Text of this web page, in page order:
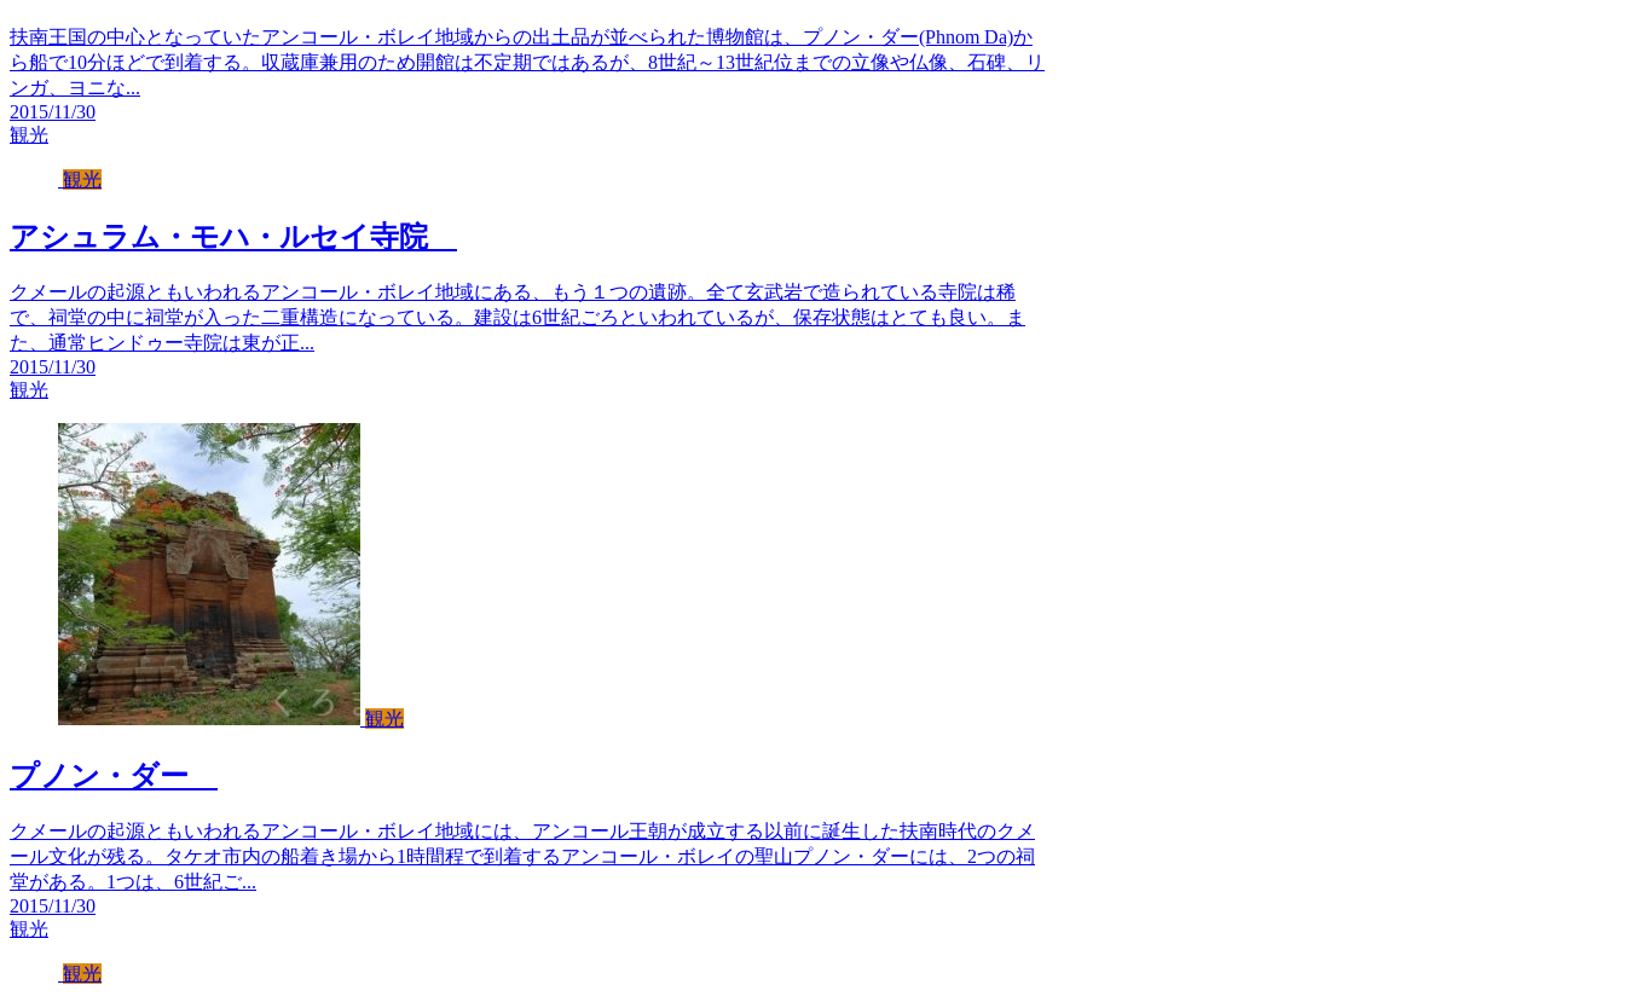
扶南王国の中心となっていたアンコール・ボレイ地域からの出土品が並べられた博物館は、プノン・ダー(Phnom Da)か
ら船で10分ほどで到着する。収蔵庫兼用のため開館は不定期ではあるが、8世紀～13世紀位までの立像や仏像、石碑、リ
ンガ、ヨニな...
2015/11/30
観光
観光
アシュラム・モハ・ルセイ寺院
クメールの起源ともいわれるアンコール・ボレイ地域にある、もう１つの遺跡。全て玄武岩で造られている寺院は稀
で、祠堂の中に祠堂が入った二重構造になっている。建設は6世紀ごろといわれているが、保存状態はとても良い。ま
た、通常ヒンドゥー寺院は東が正...
2015/11/30
観光
観光
プノン・ダー
クメールの起源ともいわれるアンコール・ボレイ地域には、アンコール王朝が成立する以前に誕生した扶南時代のクメ
ール文化が残る。タケオ市内の船着き場から1時間程で到着するアンコール・ボレイの聖山プノン・ダーには、2つの祠
堂がある。1つは、6世紀ご...
2015/11/30
観光
観光